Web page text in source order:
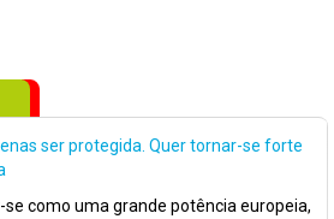
ser protegida. Quer tornar-se forte
como uma grande potência europeia,